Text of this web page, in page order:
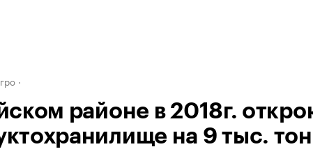
районе в 2018г.
на 9 тыс.